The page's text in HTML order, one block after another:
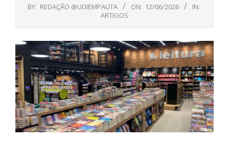
BY: REDAÇÃO @UDIEMPAUTA ON: 12/06/2026
IN:
ARTIGOS